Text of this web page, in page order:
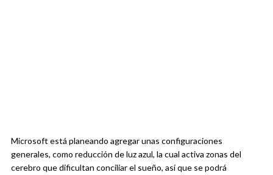
Microsoft está planeando agregar unas configuraciones
generales, como reducción de luz azul, la cual activa zonas del
cerebro que dificultan conciliar el sueño, así que se podrá